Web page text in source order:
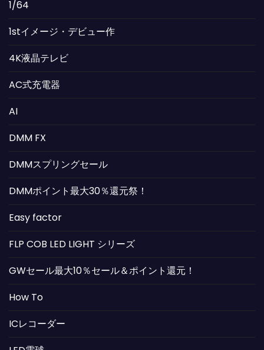
1/64
1stイメージ・デビュー作
4K液晶テレビ
AC式充電器
AI
DMM FX
DMMスプリングセール
DMMポイント最大30％還元祭！
Easy factor
FLP COB LED LIGHT シリーズ
GWセール最大10％セール＆ポイント還元！
How To
ICレコーダー